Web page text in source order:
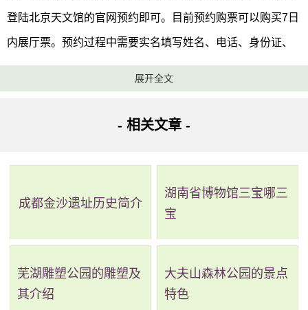
登陆北京天文馆的官网预约即可。目前预约购票可以购买7日
内展厅票。预约过程中需要实名填写姓名、电话、身份证、
护照等等一些真实的信息。预约购票成功之后可以拼取票码
来到售票处换区纸质票据。北京古观象台需要凭票进馆。
暂时不接受团队预约，每日限定额数为200人，约满为
原因，所以入馆前需要积极配合工作人员测量体温，体温异
参观的全程需要佩戴口罩。
展开全文
- 相关文章 -
成都金沙遗址历史简介
湖南省博物馆三宝哪三
宝
芜湖雕塑公园的雕塑及
其介绍
大夫山森林公园的景点
特色